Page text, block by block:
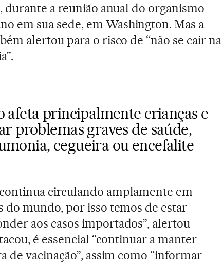
durante a reunião anual do organismo
em sua sede, em Washington. Mas a
alertou para o risco de “não se cair na
afeta principalmente crianças e
problemas graves de saúde,
cegueira ou encefalite
circulando amplamente em
do mundo, por isso temos de estar
aos casos importados”, alertou
é essencial “continuar a manter
de vacinação”, assim como “informar